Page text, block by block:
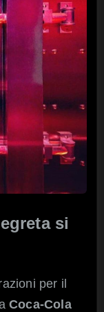
si
per il
Coca-Cola